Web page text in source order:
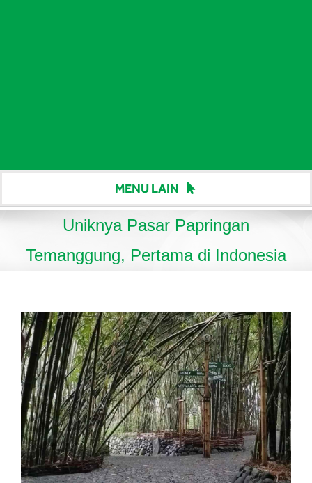
MENU LAIN
Beranda
Harga
Hubungi Kami
Tentang Kami
Daftar Agen
Uniknya Pasar Papringan
Temanggung, Pertama di Indonesia